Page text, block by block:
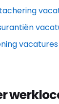
vacatures